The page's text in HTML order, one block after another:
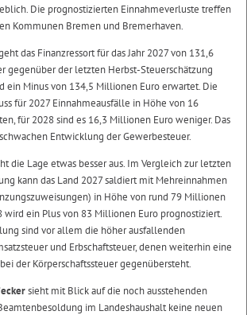
Die prognostizierten Einnahmeverluste treffen
Kommunen Bremen und Bremerhaven.
das Finanzressort für das Jahr 2027 von 131,6
gegenüber der letzten Herbst-Steuerschätzung
ein Minus von 134,5 Millionen Euro erwartet. Die
für 2027 Einnahmeausfälle in Höhe von 16
für 2028 sind es 16,3 Millionen Euro weniger. Das
Entwicklung der Gewerbesteuer.
die Lage etwas besser aus. Im Vergleich zur letzten
kann das Land 2027 saldiert mit Mehreinnahmen
in Höhe von rund 79 Millionen
wird ein Plus von 83 Millionen Euro prognostiziert.
sind vor allem die höher ausfallenden
und Erbschaftsteuer, denen weiterhin eine
der Körperschaftssteuer gegenübersteht.
sieht mit Blick auf die noch ausstehenden
im Landeshaushalt keine neuen